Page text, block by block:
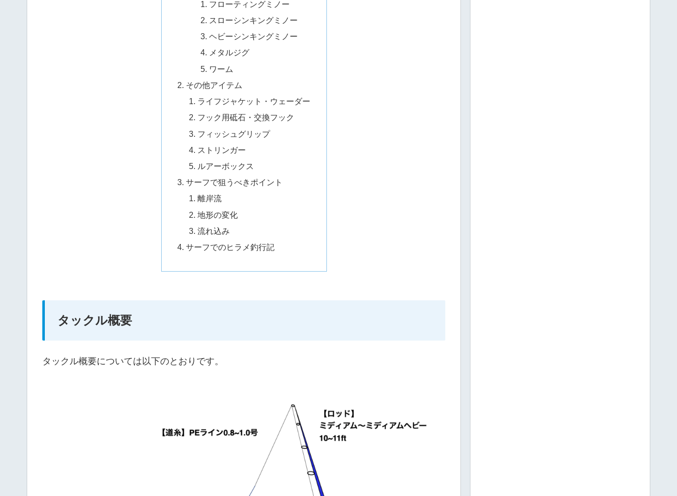
フローティングミノー
スローシンキングミノー
ヘビーシンキングミノー
メタルジグ
ワーム
その他アイテム
ライフジャケット・ウェーダー
フック用砥石・交換フック
フィッシュグリップ
ストリンガー
ルアーボックス
サーフで狙うべきポイント
離岸流
地形の変化
流れ込み
サーフでのヒラメ釣行記
タックル概要
タックル概要については以下のとおりです。